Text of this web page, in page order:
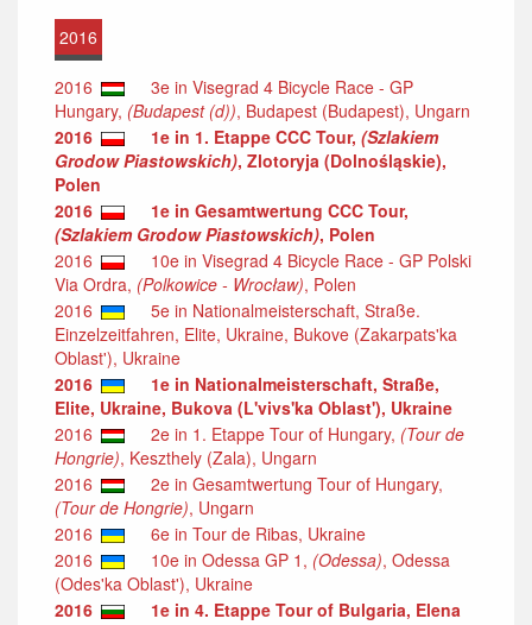
2016
2016
3e in Visegrad 4 Bicycle Race - GP
Hungary, (Budapest (d)), Budapest (Budapest), Ungarn
2016
1e in 1. Etappe CCC Tour, (Szlakiem
Grodow Piastowskich), Zlotoryja (Dolnośląskie),
Polen
2016
1e in Gesamtwertung CCC Tour,
(Szlakiem Grodow Piastowskich), Polen
2016
10e in Visegrad 4 Bicycle Race - GP Polski
Via Ordra, (Polkowice - Wrocław), Polen
2016
5e in Nationalmeisterschaft, Straße.
Einzelzeitfahren, Elite, Ukraine, Bukove (Zakarpats'ka
Oblast'), Ukraine
2016
1e in Nationalmeisterschaft, Straße,
Elite, Ukraine, Bukova (L'vivs'ka Oblast'), Ukraine
2016
2e in 1. Etappe Tour of Hungary, (Tour de
Hongrie), Keszthely (Zala), Ungarn
2016
2e in Gesamtwertung Tour of Hungary,
(Tour de Hongrie), Ungarn
2016
6e in Tour de Ribas, Ukraine
2016
10e in Odessa GP 1, (Odessa), Odessa
(Odes'ka Oblast'), Ukraine
2016
1e in 4. Etappe Tour of Bulgaria, Elena